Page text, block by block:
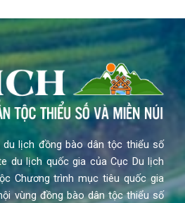
du lịch đồng bào dân tộc thiểu số
du lịch quốc gia của Cục Du lịch
Chương trình mục tiêu quốc gia
vùng đồng bào dân tộc thiểu số